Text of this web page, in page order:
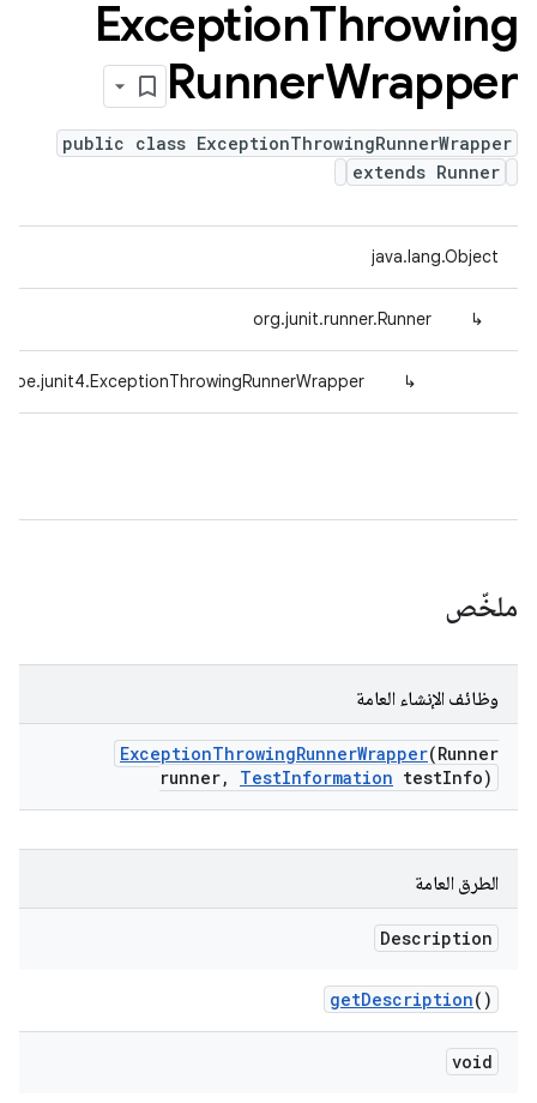
ExceptionThrowing
RunnerWrapper
public class ExceptionThrowingRunnerWrapper
extends Runner
java.lang.Object
↳
org.junit.runner.Runner
↳
ملخّص
وظائف الإنشاء العامة
ExceptionThrowingRunnerWrapper(Runner
runner, TestInformation testInfo)
الطرق العامة
Description
getDescription()
void